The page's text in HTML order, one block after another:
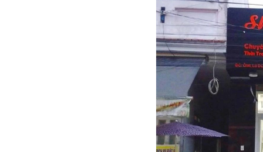
Thiết kế hồ sơ năng lực
Làm biển hiệu quán cà
phê tại Vinh Nghệ An
Làm biển
tại Vinh
Làm Biển
Nam Đàn Uy
Làm Biển
Mỹ Phẩm